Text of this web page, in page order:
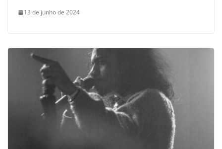
13 de junho de 2024